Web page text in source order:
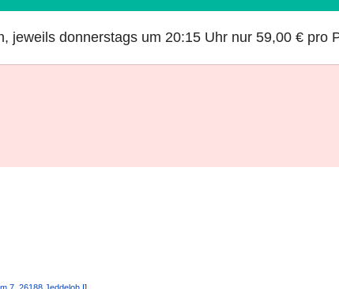
jeweils donnerstags um 20:15 Uhr nur 59,00 € pro